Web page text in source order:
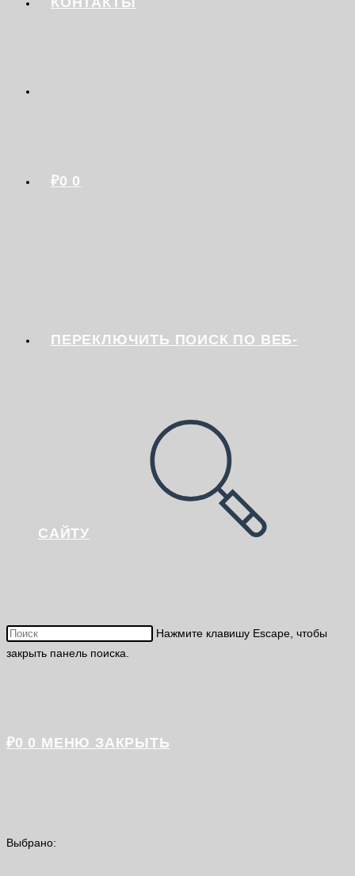
₽0 0
ПЕРЕКЛЮЧИТЬ ПОИСК ПО ВЕБ-
САЙТУ
Нажмите клавишу Escape, чтобы
закрыть панель поиска.
₽0 0 МЕНЮ ЗАКРЫТЬ
Выбрано: